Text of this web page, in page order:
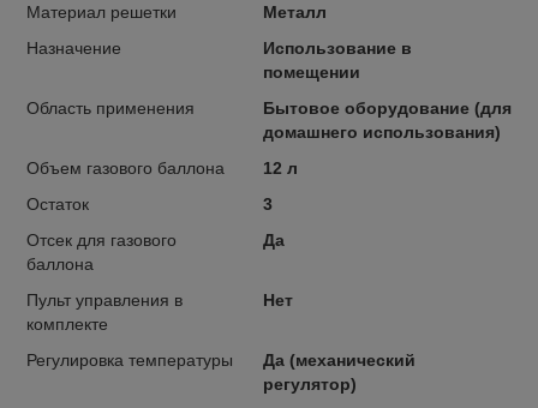
Материал решетки
Металл
Назначение
Использование в
помещении
Область применения
Бытовое оборудование (для
домашнего использования)
Объем газового баллона
12 л
Остаток
3
Отсек для газового
баллона
Да
Пульт управления в
комплекте
Нет
Регулировка температуры
Да (механический
регулятор)